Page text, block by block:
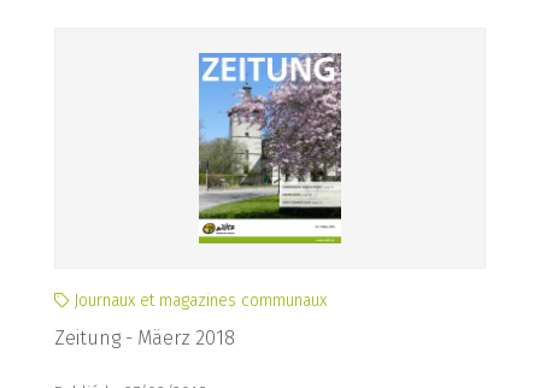
Journaux et magazines communaux
Zeitung - Mäerz 2018